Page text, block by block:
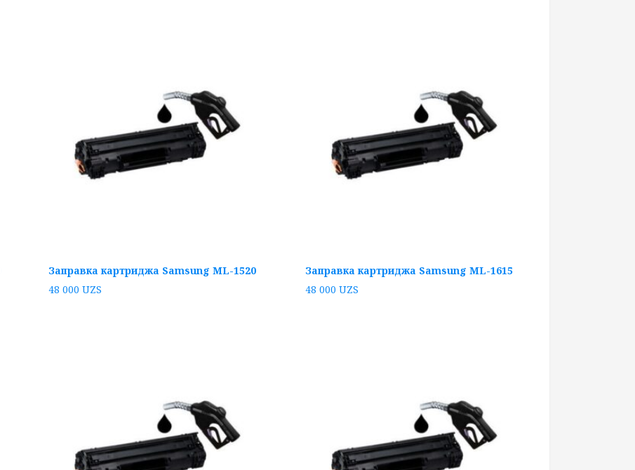
Заправка картриджа Samsung ML-1520
48 000UZS
Заправка картриджа Samsung ML-1615
48 000UZS